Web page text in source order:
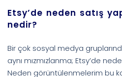
Etsy’de neden satış
nedir?
Bir çok sosyal medya
aynı mızmızlanma; Etsy’de
Neden görüntülenmelerim bu